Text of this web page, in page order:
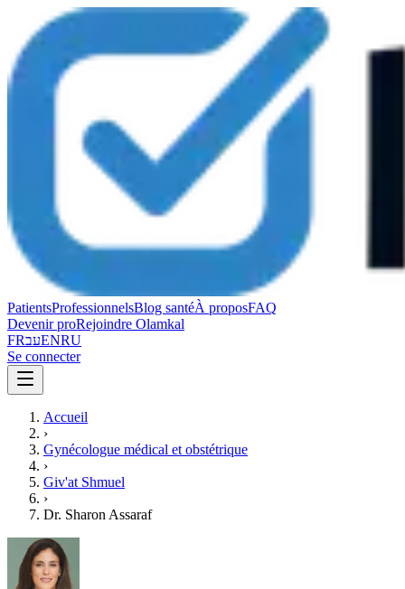
PatientsProfessionnelsBlog santéÀ proposFAQ
Devenir proRejoindre Olamkal
FRעבENRU
Se connecter
Accueil
›
Gynécologue médical et obstétrique
›
Giv'at Shmuel
›
Dr. Sharon Assaraf